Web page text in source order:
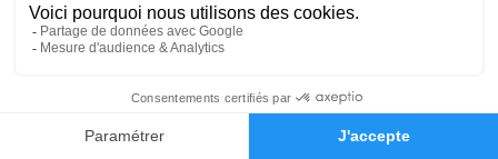
Faire-part Hommages
Cérémonie civile
Crématorium de Blyes
75 Allée des Noisetiers